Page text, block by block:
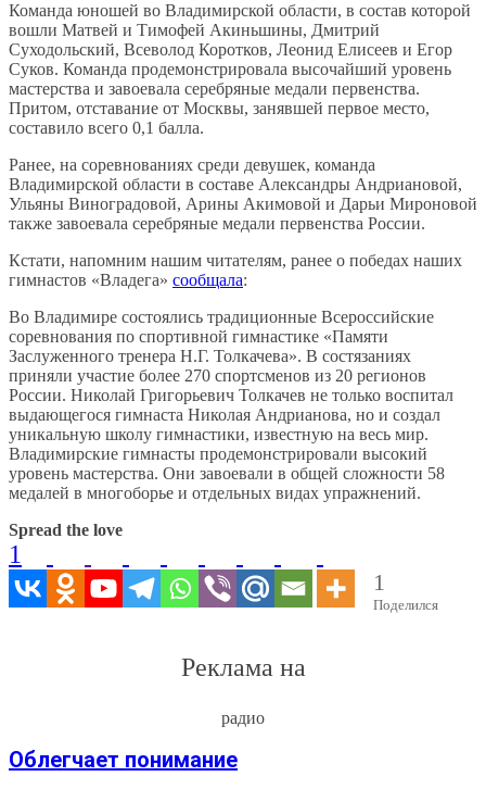
Команда юношей во Владимирской области, в состав которой
вошли Матвей и Тимофей Акиньшины, Дмитрий
Суходольский, Всеволод Коротков, Леонид Елисеев и Егор
Суков. Команда продемонстрировала высочайший уровень
мастерства и завоевала серебряные медали первенства.
Притом, отставание от Москвы, занявшей первое место,
составило всего 0,1 балла.
Ранее, на соревнованиях среди девушек, команда
Владимирской области в составе Александры Андриановой,
Ульяны Виноградовой, Арины Акимовой и Дарьи Мироновой
также завоевала серебряные медали первенства России.
Кстати, напомним нашим читателям, ранее о победах наших
гимнастов «Владега» сообщала:
Во Владимире состоялись традиционные Всероссийские
соревнования по спортивной гимнастике «Памяти
Заслуженного тренера Н.Г. Толкачева». В состязаниях
приняли участие более 270 спортсменов из 20 регионов
России. Николай Григорьевич Толкачев не только воспитал
выдающегося гимнаста Николая Андрианова, но и создал
уникальную школу гимнастики, известную на весь мир.
Владимирские гимнасты продемонстрировали высокий
уровень мастерства. Они завоевали в общей сложности 58
медалей в многоборье и отдельных видах упражнений.
Spread the love
1
1
Поделился
Реклама на
радио
Облегчает понимание